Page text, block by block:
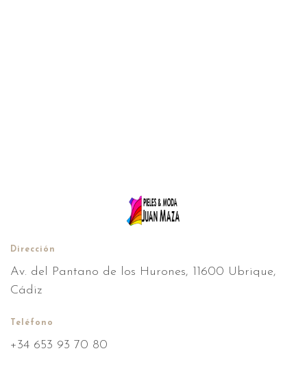
Dirección
Av. del Pantano de los Hurones, 11600 Ubrique,
Cádiz
Teléfono
+34 653 93 70 80